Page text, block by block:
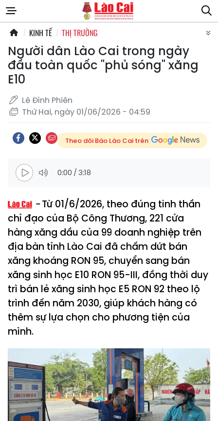
KINH TẾ THỊ TRƯỜNG
Người dân Lào Cai trong ngày
đầu toàn quốc "phủ sóng" xăng
E10
Lê Đình Phiên
Thứ Hai, ngày 01/06/2026 - 04:59
Theo dõi Báo Lào Cai trên
0:00 /3:18
Từ 01/6/2026, theo đúng tinh thần
chỉ đạo của Bộ Công Thương, 221 cửa
hàng xăng dầu của 99 doanh nghiệp trên
địa bàn tỉnh Lào Cai đã chấm dứt bán
xăng khoáng RON 95, chuyển sang bán
xăng sinh học E10 RON 95-III, đồng thời duy
trì bán lẻ xăng sinh học E5 RON 92 theo lộ
trình đến năm 2030, giúp khách hàng có
thêm sự lựa chọn cho phương tiện của
mình.